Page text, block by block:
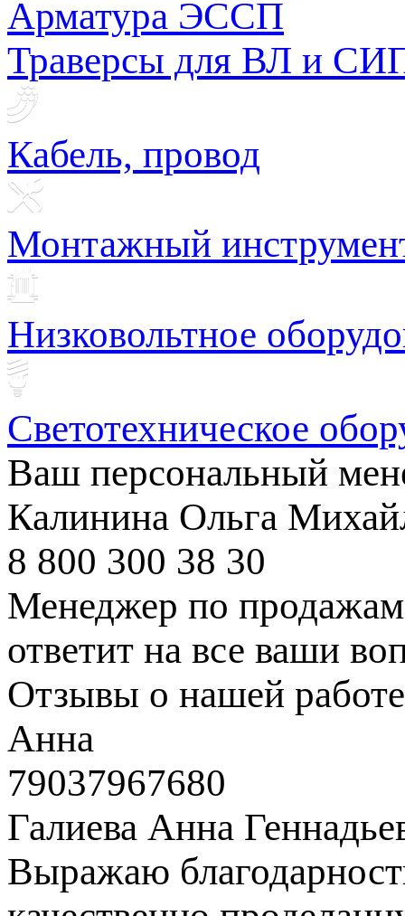
Арматура ЭССП
Траверсы для ВЛ и
Кабель, провод
Монтажный
Низковольтное
Светотехническое
Ваш персональный
Калинина Ольга
8 800 300 38 30
Менеджер по продажам
ответит на все ваши
Отзывы о нашей работе
Анна
79037967680
Галиева Анна
Выражаю